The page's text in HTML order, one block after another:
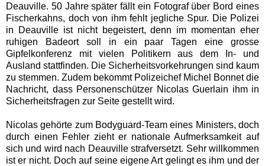
Deauville. 50 Jahre später fällt ein Fotograf über Bord eines
Fischerkahns, doch von ihm fehlt jegliche Spur. Die Polizei
in Deauville ist nicht begeistert, denn im momentan eher
ruhigen Badeort soll in ein paar Tagen eine grosse
Gipfelkonferenz mit vielen Politikern aus dem In- und
Ausland stattfinden. Die Sicherheitsvorkehrungen sind kaum
zu stemmen. Zudem bekommt Polizeichef Michel Bonnet die
Nachricht, dass Personenschützer Nicolas Guerlain ihm in
Sicherheitsfragen zur Seite gestellt wird.
Nicolas gehörte zum Bodyguard-Team eines Ministers, doch
durch einen Fehler zieht er nationale Aufmerksamkeit auf
sich und wird nach Deauville strafversetzt. Sehr willkommen
ist er nicht. Doch auf seine eigene Art gelingt es ihm und der